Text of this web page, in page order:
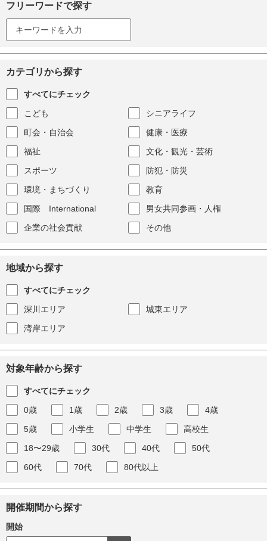
フリーワードで探す
カテゴリから探す
すべてにチェック
こども
シニアライフ
町会・自治会
健康・医療
福祉
文化・観光・芸術
スポーツ
防犯・防災
環境・まちづくり
教育
国際 International
男女共同参画・人権
企業の社会貢献
その他
地域から探す
すべてにチェック
深川エリア
城東エリア
湾岸エリア
対象年齢から探す
すべてにチェック
0歳
1歳 2歳 3歳
4歳
5歳
小学生 中学生
高校生
18〜29歳
30代 40代
50代
60代
70代 80代以上
開催期間から探す
開始